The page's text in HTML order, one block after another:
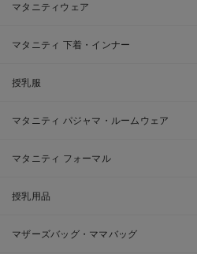
マタニティウェア
マタニティ 下着・インナー
授乳服
マタニティ パジャマ・ルームウェア
マタニティ フォーマル
授乳用品
マザーズバッグ・ママバッグ